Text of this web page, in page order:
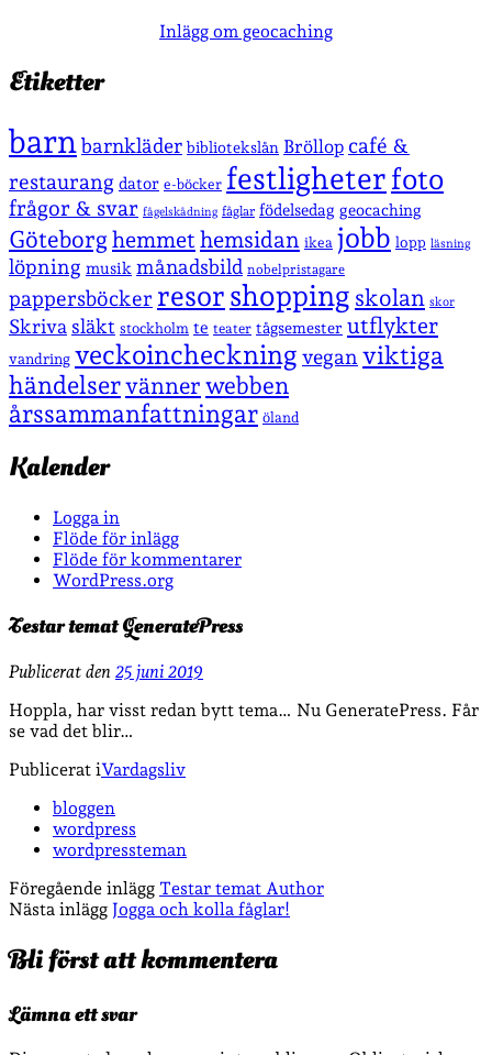
Inlägg om geocaching
Etiketter
barnbarnkläder bibliotekslån Bröllop café &
restaurang dator e-böcker festligheterfoto
frågor & svar fågelskådning fåglar födelsedag geocaching
Göteborghemmet hemsidan ikea jobb lopp läsning
löpning musik månadsbild nobelpristagare
pappersböcker resor shopping skolan skor
Skriva släkt stockholm te teater tågsemester utflykter
vandring veckoincheckning vegan viktiga
händelservänner webben
årssammanfattningar öland
Kalender
Logga in
Flöde för inlägg
Flöde för kommentarer
WordPress.org
Testar temat GeneratePress
Publicerat den 25 juni 2019
Hoppla, har visst redan bytt tema… Nu GeneratePress. Får
se vad det blir…
Publicerat iVardagsliv
bloggen
wordpress
wordpressteman
Föregående inlägg Testar temat Author
Nästa inlägg Jogga och kolla fåglar!
Bli först att kommentera
Lämna ett svar